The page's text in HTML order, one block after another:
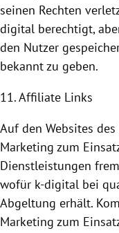
seinen Rechten
digital berechtigt,
den Nutzer
bekannt zu geben.
11. Affiliate Links
Auf den Websites
Marketing zum
Dienstleistungen
wofür k-digital bei
Abgeltung erhält.
Marketing zum